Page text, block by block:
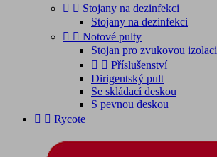
  Stojany na dezinfekci
Stojany na dezinfekci
  Notové pulty
Stojan pro zvukovou izolaci
  Příslušenství
Dirigentský pult
Se skládací deskou
S pevnou deskou
  Rycote